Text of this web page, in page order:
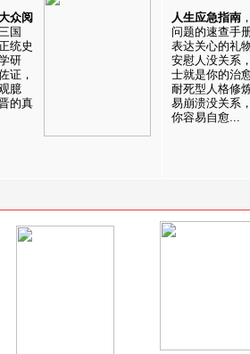
众阅
国
统史
研
证，
臆
的真
人生应急指南
问题的速查手
表达关心的礼
安慰人没关系
士就是你的治
耐死型人格修
易崩溃没关系
你容易自愈...